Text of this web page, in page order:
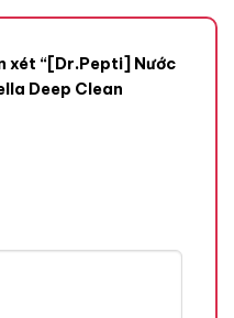
xét “[Dr.Pepti] Nước
Deep Clean